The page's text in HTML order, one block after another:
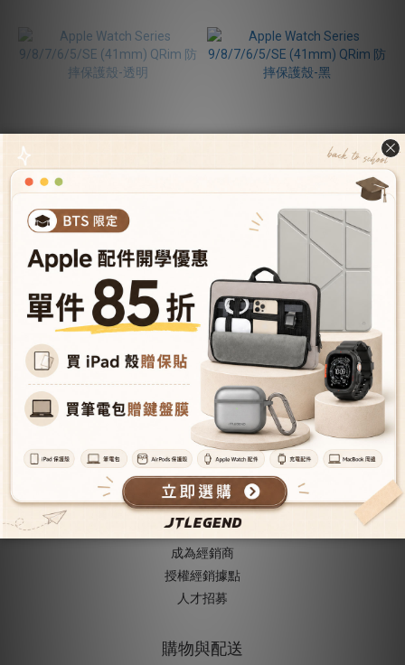
售完
Apple Watch Series
QRim 防摔保護殼-透明
NT$408
NT$480
Apple Watch Series
9/8/7/6/5/SE (41mm)
QRim 防摔保護殼-黑
NT$480
關於我們
關於JTLEGEND
成為VIP會員
型號導覽
會員推薦機制
成為經銷商
授權經銷據點
人才招募
購物與配送